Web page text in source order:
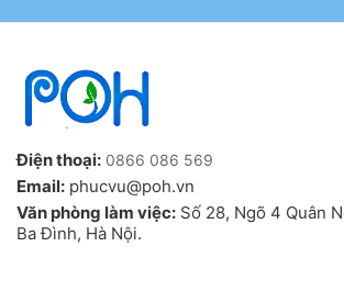
Điện thoại: 0866 086 569
Email: phucvu@poh.vn
Văn phòng làm việc: Số 28, Ngõ 4 Quân
Ba Đình, Hà Nội.